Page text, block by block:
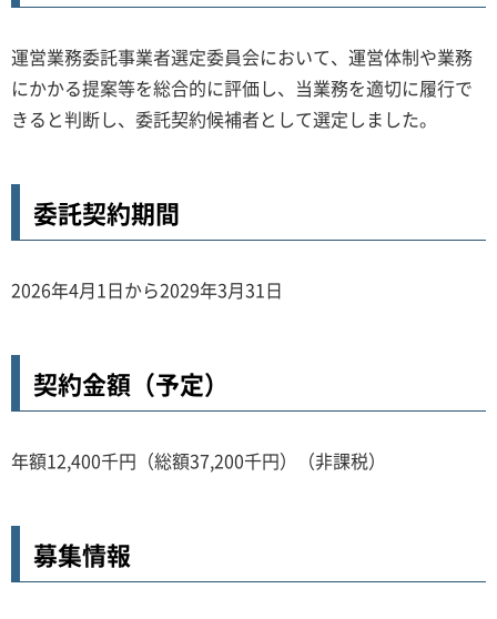
運営業務委託事業者選定委員会において、運営体制や業務
にかかる提案等を総合的に評価し、当業務を適切に履行で
きると判断し、委託契約候補者として選定しました。
委託契約期間
2026年4月1日から2029年3月31日
契約金額（予定）
年額12,400千円（総額37,200千円）（非課税）
募集情報